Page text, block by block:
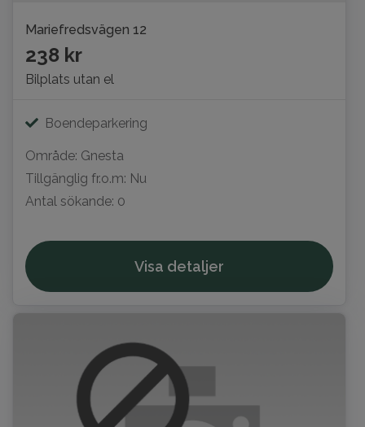
Mariefredsvägen 12
238 kr
Bilplats utan el
Boendeparkering
Område: Gnesta
Tillgänglig fr.o.m: Nu
Antal sökande: 0
Visa detaljer